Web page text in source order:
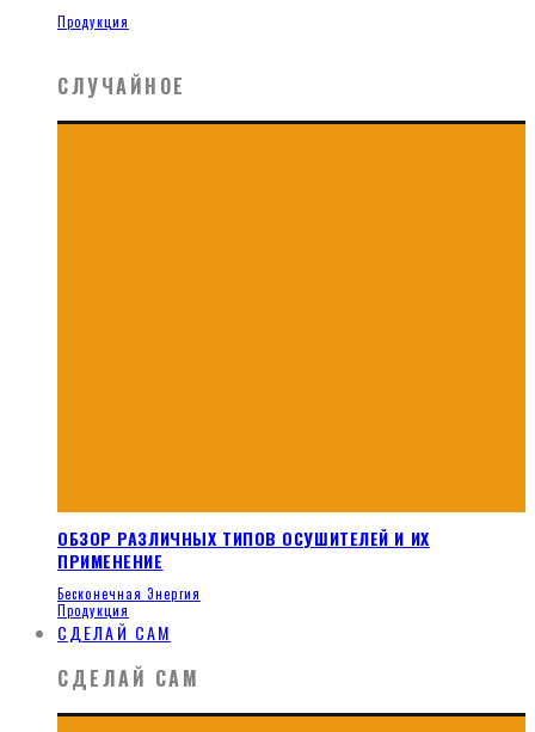
Продукция
СЛУЧАЙНОЕ
ОБЗОР РАЗЛИЧНЫХ ТИПОВ ОСУШИТЕЛЕЙ И ИХ
ПРИМЕНЕНИЕ
Бесконечная Энергия
Продукция
СДЕЛАЙ САМ
СДЕЛАЙ САМ